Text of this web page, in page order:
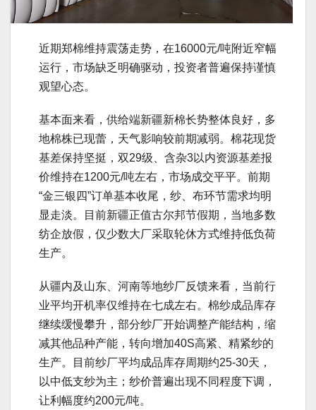
近期郑棉维持震荡走势，在16000元/吨附近窄幅
运行，市场缺乏明确驱动，投资者普遍保持谨慎
观望心态。
基本面来看，供给端新疆新棉长势整体良好，多
地棉株已现蕾，天气影响较前期减弱。棉花现货
基差保持坚挺，双29级、含杂3以内资源基差报
价维持在1200元/吨左右，市场成交平平。前期
“金三银四”订单基本收尾，纱、布环节需求均明
显走淡。目前新疆正值古尔邦节假期，当地多数
纺企放假，仅少数大厂采取轮休方式维持低负荷
生产。
从疆内及山东、河南等地纱厂反馈来看，当前行
业平均开机率仅维持在七成左右。棉纱成品库存
继续缓慢攀升，部分纱厂开始调整产能结构，缩
减其他品种产能，转向增加40S高紧、精紧纱的
生产。目前纱厂平均成品库存周期约25-30天，
以中低支纱为主；纱价普遍出现不同程度下调，
让利幅度约200元/吨。